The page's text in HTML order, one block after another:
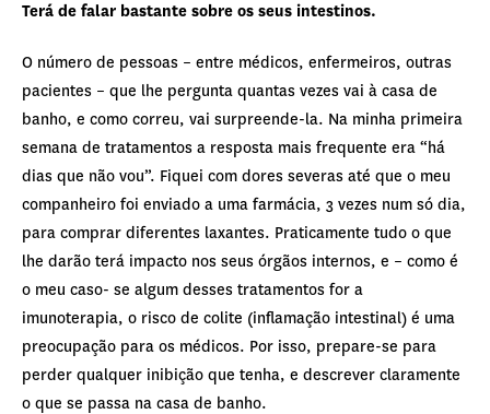
Terá de falar bastante sobre os seus intestinos.
O número de pessoas – entre médicos, enfermeiros, outras
pacientes – que lhe pergunta quantas vezes vai à casa de
banho, e como correu, vai surpreende-la. Na minha primeira
semana de tratamentos a resposta mais frequente era “há
dias que não vou”. Fiquei com dores severas até que o meu
companheiro foi enviado a uma farmácia, 3 vezes num só dia,
para comprar diferentes laxantes. Praticamente tudo o que
lhe darão terá impacto nos seus órgãos internos, e – como é
o meu caso- se algum desses tratamentos for a
imunoterapia, o risco de colite (inflamação intestinal) é uma
preocupação para os médicos. Por isso, prepare-se para
perder qualquer inibição que tenha, e descrever claramente
o que se passa na casa de banho.